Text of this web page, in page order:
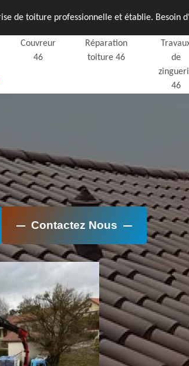
de toiture professionnelle et établie. Besoin
Couvreur
46
Réparation
toiture 46
de
46
Contactez Nous